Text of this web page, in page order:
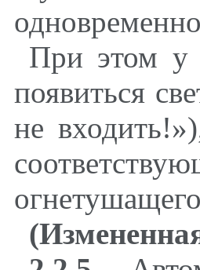
При этом у
появиться
не